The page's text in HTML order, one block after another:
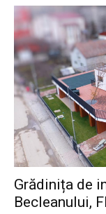
Grădinița de
Becleanului,